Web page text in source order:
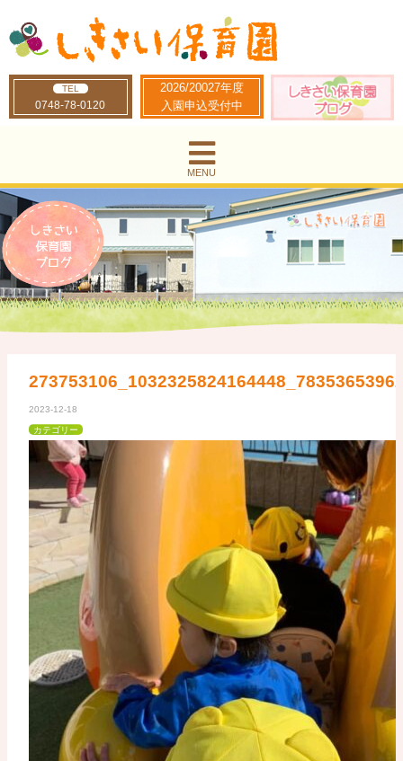
2026/20027年度
入園申込受付中
TEL
0748-78-0120
MENU
2023-12-18
カテゴリー